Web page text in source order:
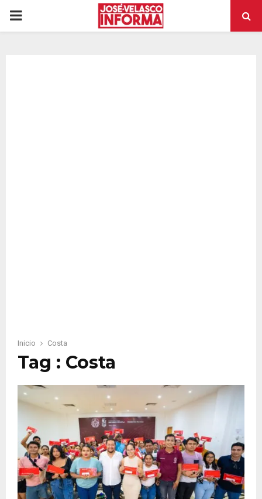
PRIMARY
Inicio Costa
Tag : Costa